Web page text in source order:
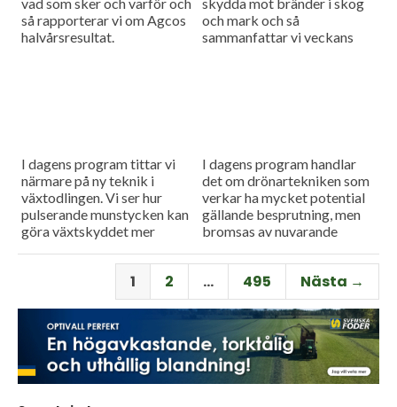
så rapporterar vi om Agcos
halvårsresultat.
och mark och så
sammanfattar vi veckans
I dagens program tittar vi
närmare på ny teknik i
växtodlingen. Vi ser hur
pulserande munstycken kan
göra växtskyddet mer
såmaskin med tre separata
I dagens program handlar
det om drönartekniken som
verkar ha mycket potential
gällande besprutning, men
bromsas av nuvarande
om företaget Ystamaskiners
arbete med
webbtillgänglighet och...
1 2 … 495 Nästa →